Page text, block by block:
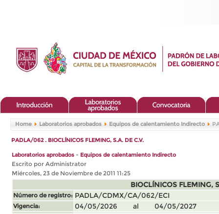
Home Laboratorios aprobados Equipos de calentamiento Indirecto
PADLA/062 . BIOCLÍNICOS FLEMING, S.A. DE C.V.
Laboratorios aprobados - Equipos de calentamiento Indirecto
Escrito por Administrator
Miércoles, 23 de Noviembre de 2011 11:25
BIOCLÍNICOS FLEMING,
Número de registro: PADLA/CDMX/CA/062/ECI
Vigencia: 04/05/2026 al 04/05/2027